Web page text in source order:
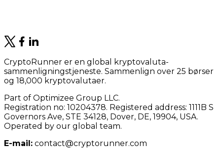
CryptoRunner er en global kryptovaluta-
sammenligningstjeneste. Sammenlign over 25 børser
og 18,000 kryptovalutaer.
Part of Optimizee Group LLC.
Registration no: 10204378. Registered address: 1111B S
Governors Ave, STE 34128, Dover, DE, 19904, USA.
Operated by our global team.
E-mail: contact@cryptorunner.com